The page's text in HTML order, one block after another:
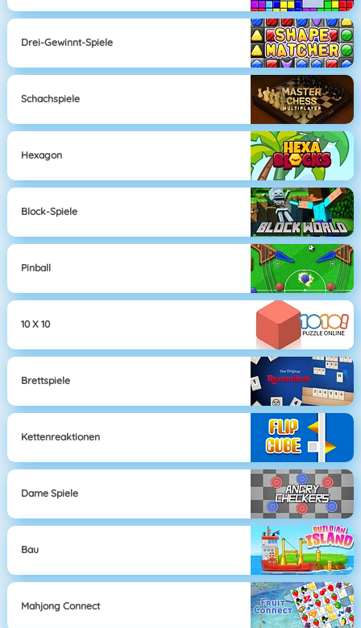
Drei-Gewinnt-Spiele
Schachspiele
Hexagon
Block-Spiele
Pinball
10 X 10
Brettspiele
Kettenreaktionen
Dame Spiele
Bau
Mahjong Connect